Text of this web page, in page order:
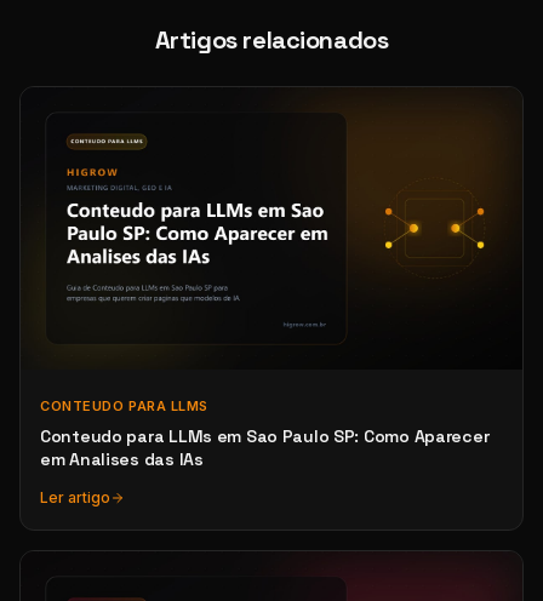
Artigos relacionados
CONTEUDO PARA LLMS
Conteudo para LLMs em Sao Paulo SP: Como Aparecer
em Analises das IAs
Ler artigo